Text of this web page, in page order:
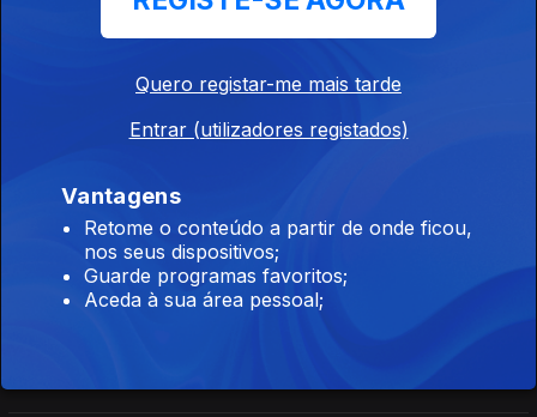
- Algoritmo
04 jun. 2026
- Setembro
- Te Amar (2016)
- Borboleta
Irina Barros
Ep. 84
03 jun. 2026
- Bonito (feat Nelson Freitas)
Quero registar-me mais tarde
Entrar (utilizadores registados)
Vantagens
Retome o conteúdo a partir de onde ficou,
nos seus dispositivos;
Guarde programas favoritos;
Aceda à sua área pessoal;